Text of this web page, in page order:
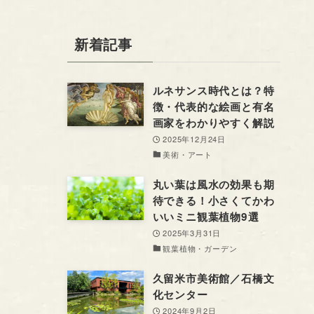
新着記事
ルネサンス時代とは？特
徴・代表的な絵画と有名
画家をわかりやすく解説
2025年12月24日
美術・アート
丸い葉は風水の効果も期
待できる！小さくてかわ
いいミニ観葉植物9選
2025年3月31日
観葉植物・ガーデン
久留米市美術館／石橋文
化センター
2024年9月2日